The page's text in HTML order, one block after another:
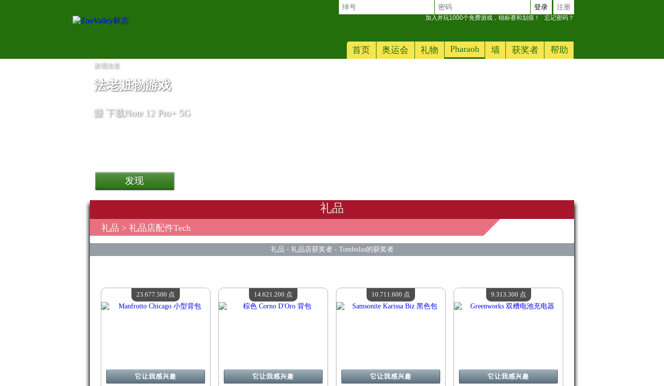
首页 奥运会 礼物 Pharaoh 墙 获奖者 帮助
登录 注册
加入并玩1000个免费游戏，锦标赛和划痕！ 忘记密码？
发现法老
法老赃物游戏
赚 下载Note 12 Pro+ 5G
发现
Les Tontons Flingueurs 60 周年套装
下载Note 12 Pro+ 5G
礼品
礼品 > 礼品店配件Tech
礼品 - 礼品店获奖者- Tombolas的获奖者
它让我感兴趣
23.677.500 点
它让我感兴趣
14.621.200 点
它让我感兴趣
10.711.600 点
它让我感兴趣
9.313.300 点